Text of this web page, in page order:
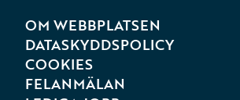
OM WEBBPLATSEN
DATASKYDDSPOLICY
COOKIES
FELANMÄLAN